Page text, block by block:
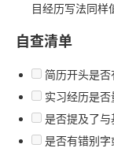
目经历写法同样
自查清单
简历开头是否
实习经历是否
是否提及了与
是否有错别字